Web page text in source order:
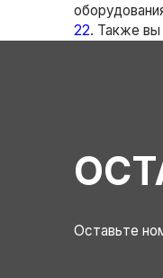
22. Также вы
Оставьте